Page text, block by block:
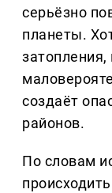
серьёзно
планеты.
затопления,
создаёт
районов.
По словам